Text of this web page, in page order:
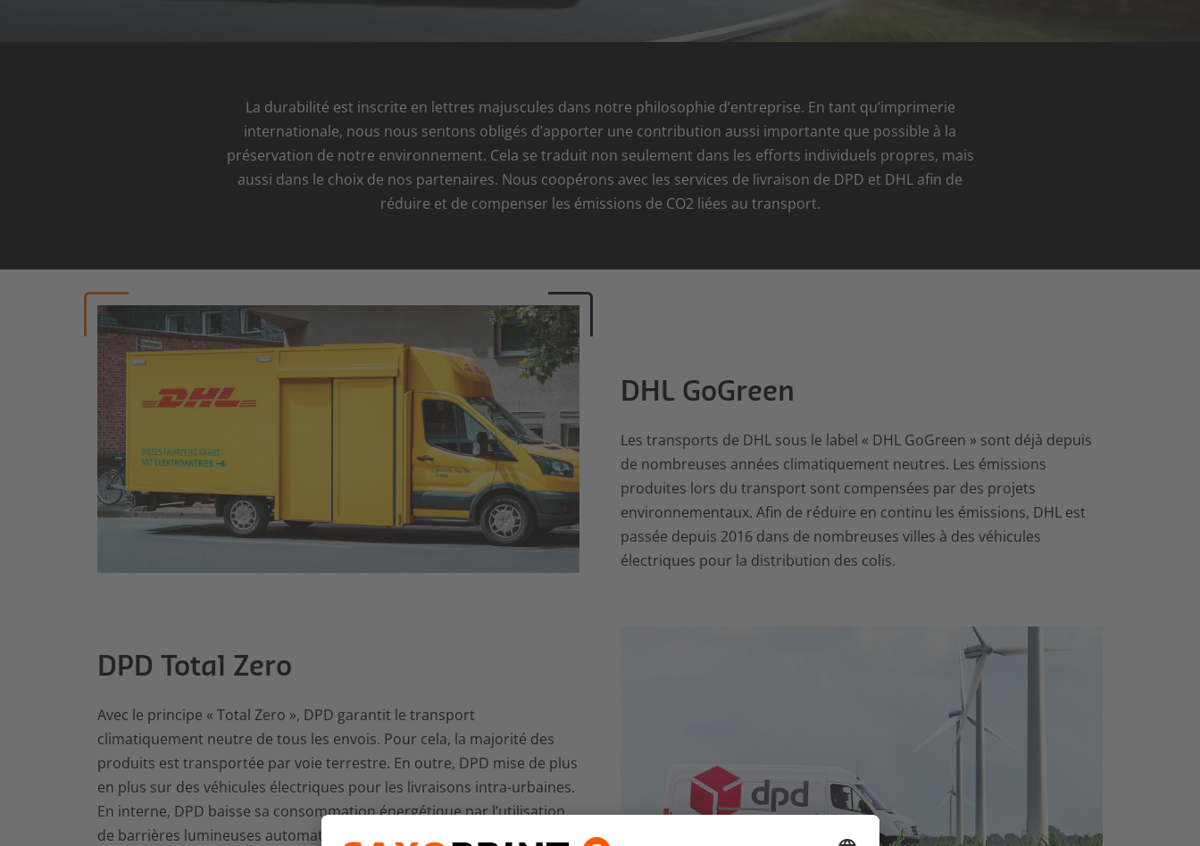
result.
users
can
use
touch
and
La durabilité est inscrite en lettres majuscules dans notre philosophie d’entreprise. En tant qu’imprimerie
internationale, nous nous sentons obligés d’apporter une contribution aussi importante que possible à la
préservation de notre environnement. Cela se traduit non seulement dans les efforts individuels propres, mais
aussi dans le choix de nos partenaires. Nous coopérons avec les services de livraison de DPD et DHL afin de
réduire et de compenser les émissions de CO2 liées au transport.
DHL GoGreen
Les transports de DHL sous le label « DHL GoGreen » sont déjà depuis
de nombreuses années climatiquement neutres. Les émissions
produites lors du transport sont compensées par des projets
environnementaux. Afin de réduire en continu les émissions, DHL est
passée depuis 2016 dans de nombreuses villes à des véhicules
électriques pour la distribution des colis.
DPD Total Zero
Avec le principe « Total Zero », DPD garantit le transport
climatiquement neutre de tous les envois. Pour cela, la majorité des
produits est transportée par voie terrestre. En outre, DPD mise de plus
en plus sur des véhicules électriques pour les livraisons intra-urbaines.
En interne, DPD baisse sa consommation énergétique par l’utilisation
de barrières lumineuses automatiques et de dépôts respectueux de